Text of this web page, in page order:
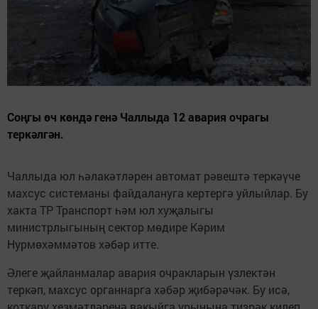
Соңгы өч көндә генә Чаллыда 12 авария очрагы
теркәлгән.
Чаллыда юл һәлакәтләрен автомат рәвештә теркәүче
махсус системаны файдалануга кертергә уйлыйлар. Бу
хакта ТР Транспорт һәм юл хуҗалыгы
министрлыгының сектор мөдире Кәрим
Нурмөхәммәтов хәбәр итте.
Әлеге җайланмалар авария очракларын үзлектән
теркәп, махсус органнарга хәбәр җибәрәчәк. Бу исә,